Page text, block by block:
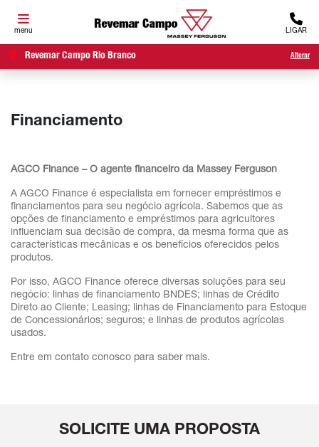
menu LIGAR
Revemar Campo Rio Branco Alterar
Financiamento
AGCO Finance – O agente financeiro da Massey Ferguson
A AGCO Finance é especialista em fornecer empréstimos e
financiamentos para seu negócio agrícola. Sabemos que as
opções de financiamento e empréstimos para agricultores
influenciam sua decisão de compra, da mesma forma que as
características mecânicas e os benefícios oferecidos pelos
produtos.
Por isso, AGCO Finance oferece diversas soluções para seu
negócio: linhas de financiamento BNDES; linhas de Crédito
Direto ao Cliente; Leasing; linhas de Financiamento para Estoque
de Concessionários; seguros; e linhas de produtos agrícolas
usados.
Entre em contato conosco para saber mais.
SOLICITE UMA PROPOSTA